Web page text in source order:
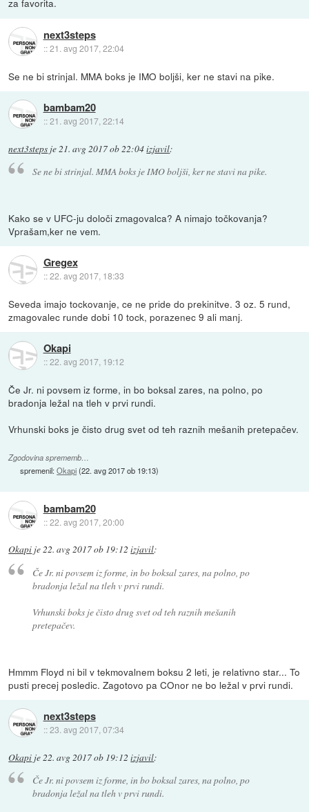
za favorita.
next3steps
::21. avg 2017, 22:04
Se ne bi strinjal. MMA boks je IMO boljši, ker ne stavi na pike.
bambam20
::21. avg 2017, 22:14
next3steps je 21. avg 2017 ob 22:04izjavil:
Se ne bi strinjal. MMA boks je IMO boljši, ker ne stavi na pike.
Kako se v UFC-ju določi zmagovalca? A nimajo točkovanja?
Vprašam,ker ne vem.
Gregex
::22. avg 2017, 18:33
Seveda imajo tockovanje, ce ne pride do prekinitve. 3 oz. 5 rund,
zmagovalec runde dobi 10 tock, porazenec 9 ali manj.
Okapi
::22. avg 2017, 19:12
Če Jr. ni povsem iz forme, in bo boksal zares, na polno, po
bradonja ležal na tleh v prvi rundi.
Vrhunski boks je čisto drug svet od teh raznih mešanih pretepačev.
Zgodovina sprememb…
spremenil:Okapi(22. avg 2017 ob 19:13)
bambam20
::22. avg 2017, 20:00
Okapi je22. avg 2017 ob 19:12 izjavil:
Če Jr. ni povsem iz forme, in bo boksal zares, na polno, po
bradonja ležal na tleh v prvi rundi.
Vrhunski boks je čisto drug svet od teh raznih mešanih
pretepačev.
Hmmm Floyd ni bil v tekmovalnem boksu 2 leti, je relativno star... To
pusti precej posledic. Zagotovo pa COnor ne bo ležal v prvi rundi.
next3steps
::23. avg 2017, 07:34
Okapi je22. avg 2017 ob 19:12 izjavil:
Če Jr. ni povsem iz forme, in bo boksal zares, na polno, po
bradonja ležal na tleh v prvi rundi.